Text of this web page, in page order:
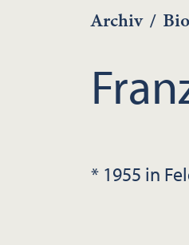
Archiv /
* 1955 in